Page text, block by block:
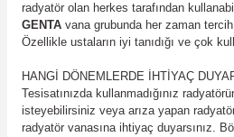
radyatör olan herkes tarafından
GENTA vana grubunda her zaman
Özellikle ustaların iyi tanıdığı ve çok
HANGİ DÖNEMLERDE İHTİYAÇ
Tesisatınızda kullanmadığınız
isteyebilirsiniz veya arıza yapan
radyatör vanasına ihtiyaç duyarsınız.